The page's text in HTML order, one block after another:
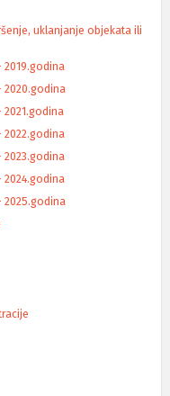
uklanjanje objekata ili
2019.godina
2020.godina
2022.godina
2023.godina
2024.godina
2025.godina